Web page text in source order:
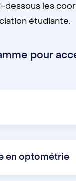
dessous les
étudiante.
pour
en optométrie